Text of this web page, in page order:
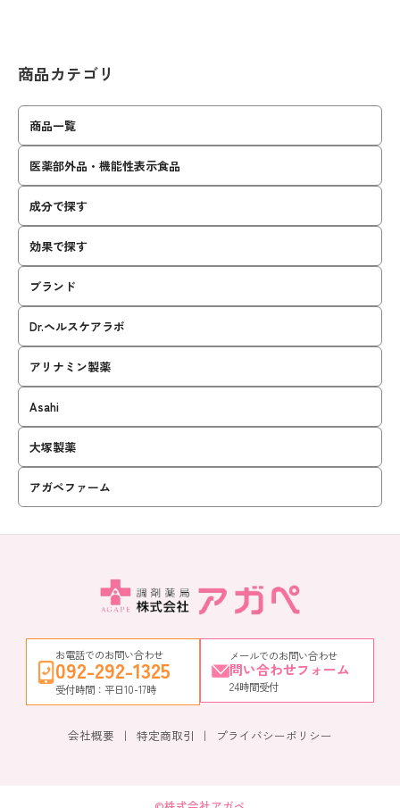
商品カテゴリ
商品一覧
医薬部外品・機能性表示食品
成分で探す
効果で探す
ブランド
Dr.ヘルスケアラボ
アリナミン製薬
Asahi
大塚製薬
アガペファーム
お電話でのお問い合わせ
092-292-1325
受付時間：平日10-17時
メールでのお問い合わせ
問い合わせフォーム
24時間受付
会社概要 特定商取引 プライバシーポリシー